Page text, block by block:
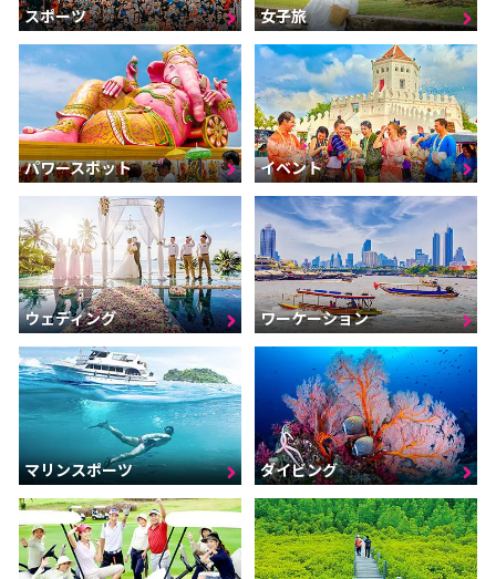
スポーツ 女子旅
パワースポット イベント
ウェディング ワーケーション
マリンスポーツ ダイビング